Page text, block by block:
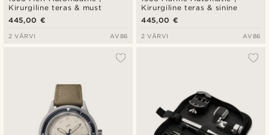
Kirurgiline teras & must
445,00 €
2 VÄRVI AV86
Kirurgiline teras & sinine
445,00 €
2 VÄRVI AV86